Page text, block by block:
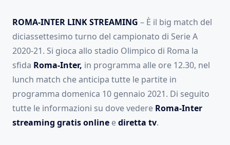
ROMA-INTER LINK STREAMING – È il big match del
diciassettesimo turno del campionato di Serie A
2020-21. Si gioca allo stadio Olimpico di Roma la
sfida Roma-Inter, in programma alle ore 12.30, nel
lunch match che anticipa tutte le partite in
programma domenica 10 gennaio 2021. Di seguito
tutte le informazioni su dove vedere Roma-Inter
streaming gratis online ediretta tv.